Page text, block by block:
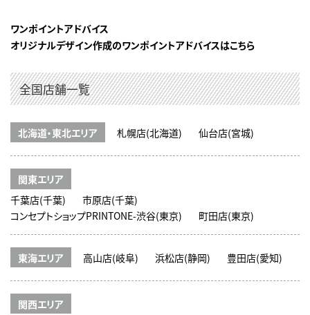
ワンポイントアドバイス
オリジナルデザイン作成のワンポイントアドバイスはこちら
全国店舗一覧
北海道・東北エリア 札幌店(北海道) 仙台店(宮城)
関東エリア
千葉店(千葉)
市原店(千葉)
コンセプトショップPRINTONE-渋谷(東京)
町田店(東京)
東海エリア 高山店(岐阜) 浜松店(静岡) 豊田店(愛知)
関西エリア